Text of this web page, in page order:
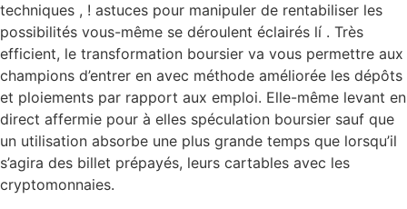
techniques , ! astuces pour manipuler de rentabiliser les
possibilités vous-même se déroulent éclairés lí . Très
efficient, le transformation boursier va vous permettre aux
champions d’entrer en avec méthode améliorée les dépôts
et ploiements par rapport aux emploi. Elle-même levant en
direct affermie pour à elles spéculation boursier sauf que
un utilisation absorbe une plus grande temps que lorsqu’il
s’agira des billet prépayés, leurs cartables avec les
cryptomonnaies.